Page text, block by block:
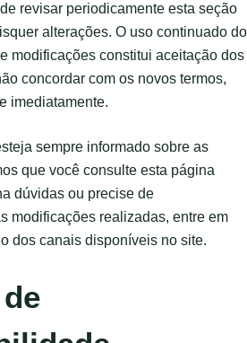
revisar periodicamente esta seção
alterações. O uso continuado do
modificações constitui aceitação dos
concordar com os novos termos,
imediatamente.
sempre informado sobre as
que você consulte esta página
dúvidas ou precise de
modificações realizadas, entre em
dos canais disponíveis no site.